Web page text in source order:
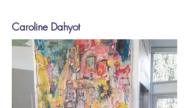
Caroline Dahyot